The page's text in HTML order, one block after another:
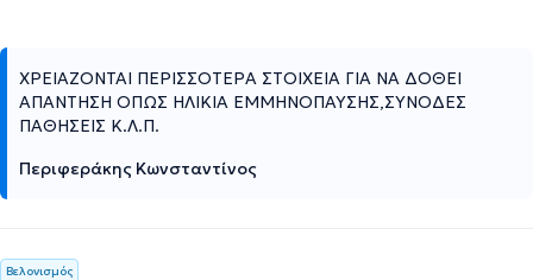
ΧΡΕΙΑΖΟΝΤΑΙ ΠΕΡΙΣΣΟΤΕΡΑ ΣΤΟΙΧΕΙΑ ΓΙΑ ΝΑ ΔΟΘΕΙ
ΑΠΑΝΤΗΣΗ ΟΠΩΣ ΗΛΙΚΙΑ ΕΜΜΗΝΟΠΑΥΣΗΣ,ΣΥΝΟΔΕΣ
ΠΑΘΗΣΕΙΣ Κ.Λ.Π.
Περιφεράκης Κωνσταντίνος
Βελονισμός